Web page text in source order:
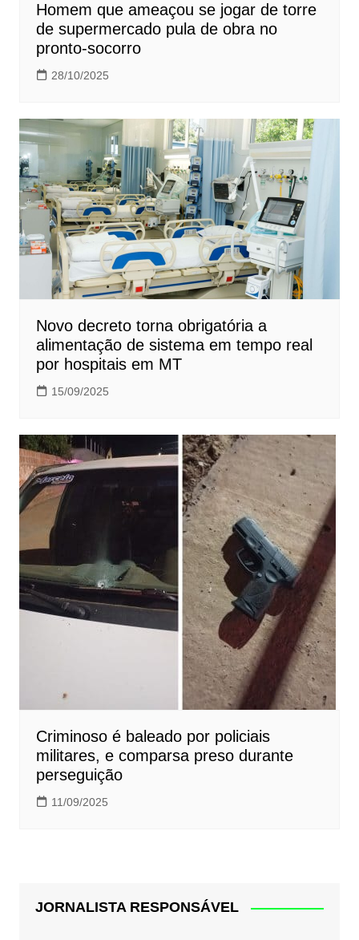
Homem que ameaçou se jogar de torre
de supermercado pula de obra no
pronto-socorro
28/10/2025
Novo decreto torna obrigatória a
alimentação de sistema em tempo real
por hospitais em MT
15/09/2025
Criminoso é baleado por policiais
militares, e comparsa preso durante
perseguição
11/09/2025
JORNALISTA RESPONSÁVEL